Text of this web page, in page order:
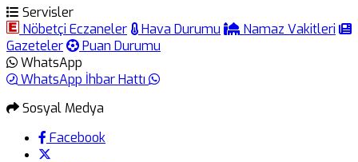
Servisler
Nöbetçi Eczaneler
Hava Durumu
Namaz Vakitleri
Gazeteler
Puan Durumu
WhatsApp
WhatsApp İhbar Hattı
Sosyal Medya
Facebook